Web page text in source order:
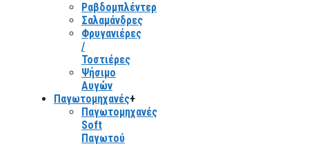
Ραβδομπλέντερ
Σαλαμάνδρες
Φρυγανιέρες
/
Τοστιέρες
Ψήσιμο
Αυγών
Παγωτομηχανές+
Παγωτομηχανές
Soft
Παγωτού